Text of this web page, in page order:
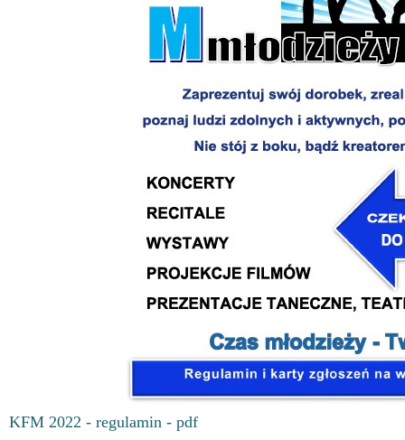
KFM 2022 - regulamin - pdf